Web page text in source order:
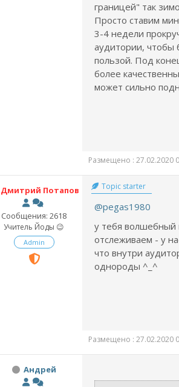
границей" так
Просто ставим
3-4 недели
аудитории, чтобы
пользой. Под
более
может сильно
Размещено : 27.02.2020
Дмитрий Потапов
Сообщения: 2618
Учитель Йоды 😉
Admin
Topic starter
@pegas1980
у тебя волшебный
отслеживаем - у
что внутри
однороды ^_^
Размещено : 27.02.2020
Андрей